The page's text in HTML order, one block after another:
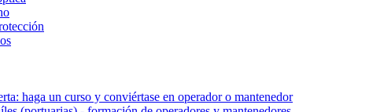
haga un curso y conviértase en operador o mantenedor